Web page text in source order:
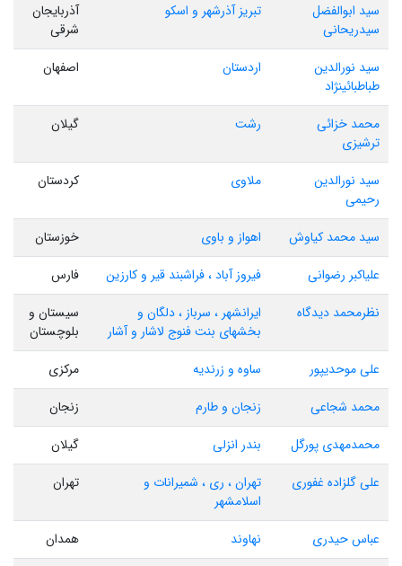
سید ابوالفضل
سیدریحانی
تبریز آذرشهر و اسکو
آذربایجان
شرقی
سید نورالدین
طباطبائینژاد
اردستان اصفهان
محمد خزائی
ترشیزی
رشت گیلان
سید نورالدین
رحیمی
ملاوی کردستان
سید محمد کیاوش اهواز و باوی
خوزستان
علیاکبر رضوانی
فیروز آباد ، فراشبند قیر و کارزین
فارس
نظرمحمد دیدگاه
ایرانشهر ، سرباز ، دلگان و
بخشهای بنت فنوج لاشار و آشار
سیستان و
بلوچستان
علی موحدیپور
ساوه و زرندیه
مرکزی
محمد شجاعی
زنجان و طارم
زنجان
محمدمهدی پورگل
بندر انزلی
گیلان
علی گلزاده غفوری
تهران ، ری ، شمیرانات و
اسلامشهر
تهران
عباس حیدری نهاوند
همدان